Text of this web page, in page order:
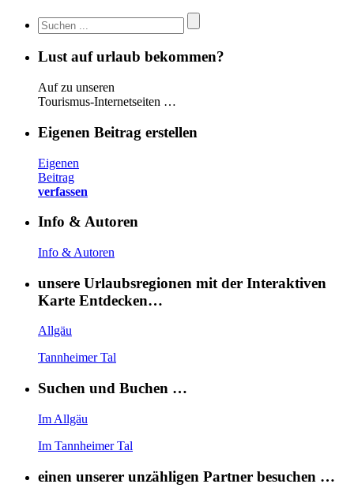
Lust auf urlaub bekommen?
Auf zu unseren
Tourismus-Internetseiten …
Eigenen Beitrag erstellen
Eigenen
Beitrag
verfassen
Info & Autoren
Info & Autoren
unsere Urlaubsregionen mit der Interaktiven
Karte Entdecken…
Allgäu
Tannheimer Tal
Suchen und Buchen …
Im Allgäu
Im Tannheimer Tal
einen unserer unzähligen Partner besuchen …